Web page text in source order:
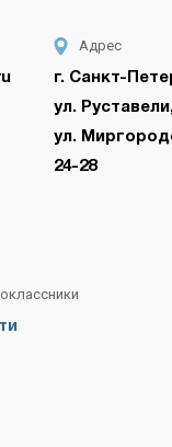
Адрес
г. Санкт-
ул.
ул.
24-28